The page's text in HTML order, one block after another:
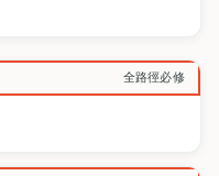
全路徑必修